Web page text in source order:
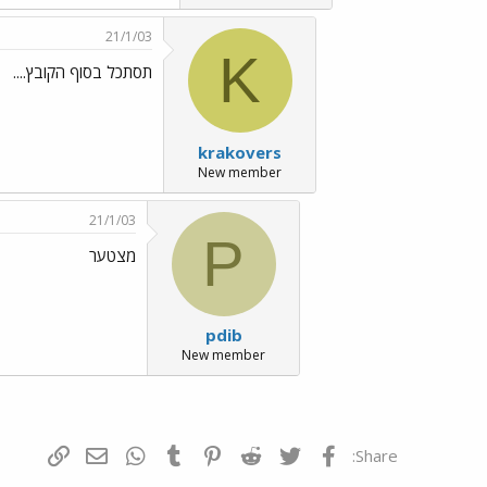
K
krakovers
New member
21/1/03
תסתכל בסוף הקובץ....
P
pdib
New member
21/1/03
מצטער
Share: פייסבוק Twitter
Reddit
Pinterest
Tumblr
WhatsAppדואר אלקטרוני